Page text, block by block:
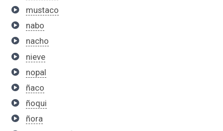
mustaco
nabo
nacho
nieve
nopal
ñaco
ñoqui
ñora